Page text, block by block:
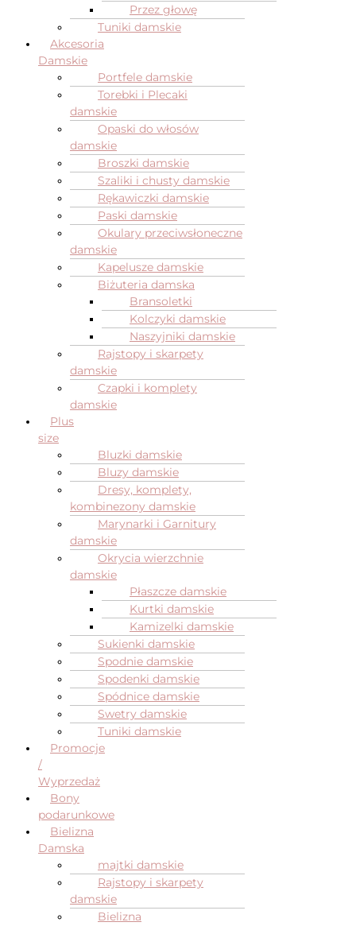
Przez głowę
Tuniki damskie
Akcesoria
Damskie
Portfele damskie
Torebki i Plecaki
damskie
Opaski do włosów
damskie
Broszki damskie
Szaliki i chusty damskie
Rękawiczki damskie
Paski damskie
Okulary przeciwsłoneczne
damskie
Kapelusze damskie
Biżuteria damska
Bransoletki
Kolczyki damskie
Naszyjniki damskie
Rajstopy i skarpety
damskie
Czapki i komplety
damskie
Plus
size
Bluzki damskie
Bluzy damskie
Dresy, komplety,
kombinezony damskie
Marynarki i Garnitury
damskie
Okrycia wierzchnie
damskie
Płaszcze damskie
Kurtki damskie
Kamizelki damskie
Sukienki damskie
Spodnie damskie
Spodenki damskie
Spódnice damskie
Swetry damskie
Tuniki damskie
Promocje
/
Wyprzedaż
Bony
podarunkowe
Bielizna
Damska
majtki damskie
Rajstopy i skarpety
damskie
Bielizna